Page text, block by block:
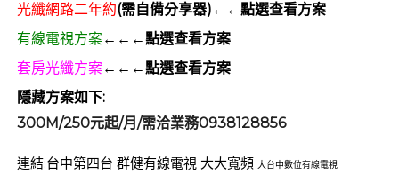
光纖網路二年約(需自備分享器)←←點選查看方案
有線電視方案←←←點選查看方案
套房光纖方案←←←點選查看方案
隱藏方案如下:
300M/250元起/月/需洽業務0938128856
連結:台中第四台 群健有線電視 大大寬頻 大台中數位有線電視